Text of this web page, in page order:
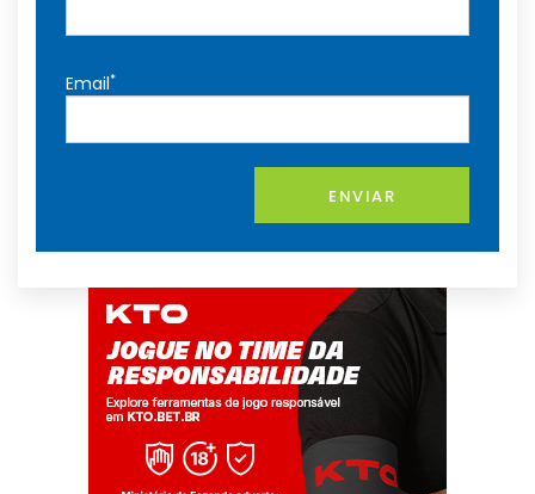
Email*
ENVIAR